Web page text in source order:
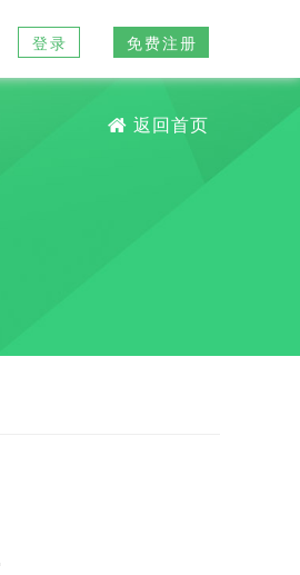
免费注册
登录
返回首页